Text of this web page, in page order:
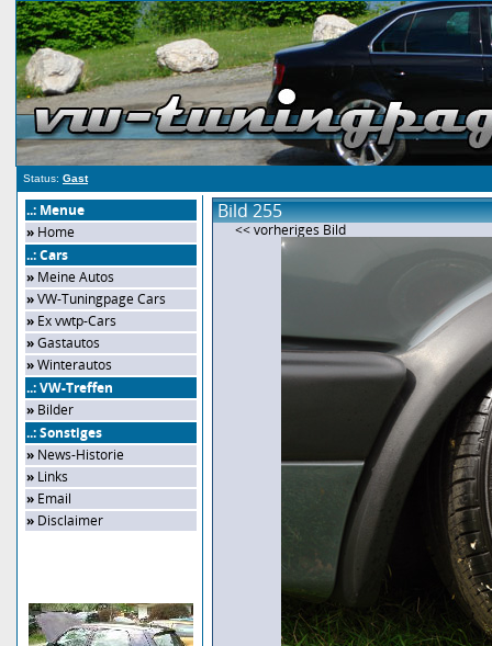
Status: Gast
..: Menue
» Home
..: Cars
» Meine Autos
»VW-Tuningpage Cars
» Ex vwtp-Cars
»Gastautos
»Winterautos
..: VW-Treffen
» Bilder
..: Sonstiges
» News-Historie
» Links
» Email
» Disclaimer
Bild 255
<< vorheriges Bild